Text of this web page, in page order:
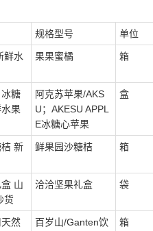
规格型号 单位
鲜水
果果蜜橘 箱
糖
果
阿克苏苹果/AKS
U；AKESU APPL
E冰糖心苹果
盒
新
鲜果园沙糖桔 箱
山
货
洽洽坚果礼盒 袋
然
百岁山/Ganten饮
箱